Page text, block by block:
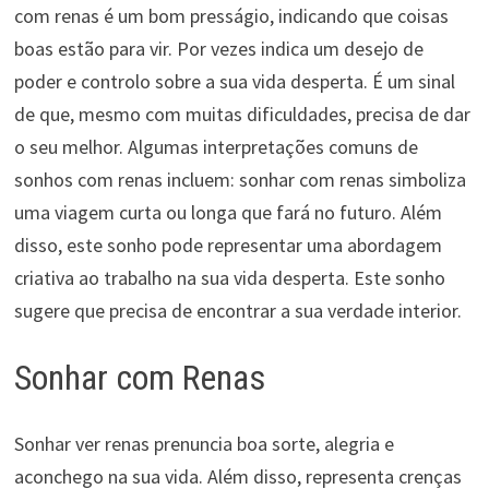
com renas é um bom presságio, indicando que coisas
boas estão para vir. Por vezes indica um desejo de
poder e controlo sobre a sua vida desperta. É um sinal
de que, mesmo com muitas dificuldades, precisa de dar
o seu melhor. Algumas interpretações comuns de
sonhos com renas incluem: sonhar com renas simboliza
uma viagem curta ou longa que fará no futuro. Além
disso, este sonho pode representar uma abordagem
criativa ao trabalho na sua vida desperta. Este sonho
sugere que precisa de encontrar a sua verdade interior.
Sonhar com Renas
Sonhar ver renas prenuncia boa sorte, alegria e
aconchego na sua vida. Além disso, representa crenças